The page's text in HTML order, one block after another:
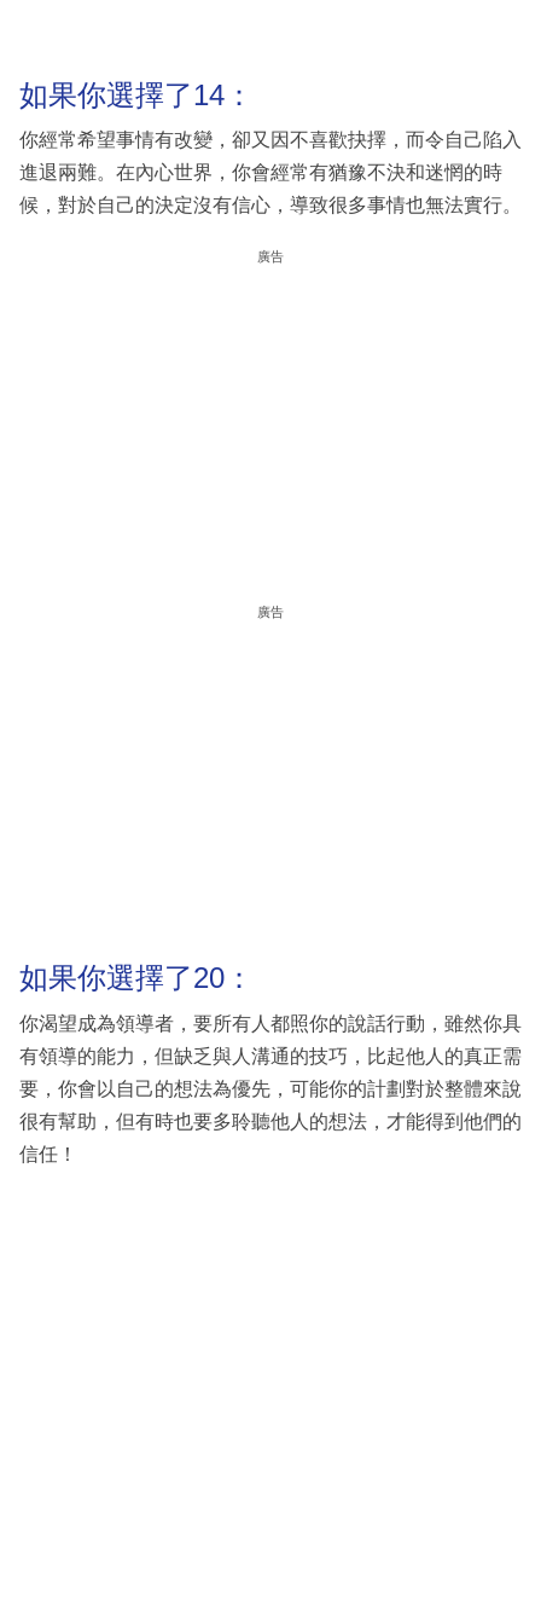
如果你選擇了14：
你經常希望事情有改變，卻又因不喜歡抉擇，而令自己陷入
進退兩難。在內心世界，你會經常有猶豫不決和迷惘的時
候，對於自己的決定沒有信心，導致很多事情也無法實行。
廣告
廣告
如果你選擇了20：
你渴望成為領導者，要所有人都照你的說話行動，雖然你具
有領導的能力，但缺乏與人溝通的技巧，比起他人的真正需
要，你會以自己的想法為優先，可能你的計劃對於整體來說
很有幫助，但有時也要多聆聽他人的想法，才能得到他們的
信任！